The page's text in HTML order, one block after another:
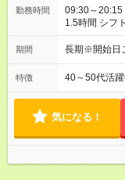
勤務時間
09:30～20:15 営業時間に合わせたシフト制 実働7.5時間 休憩
1.5時間 シフ
番：11:15～
期間 長期※開始日
特徴 40～50代活
気になる！